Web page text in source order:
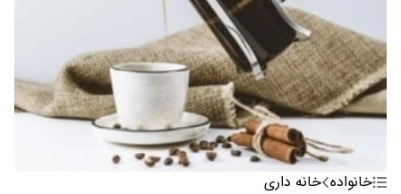
خانواده خانه داری